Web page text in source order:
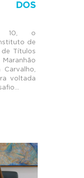
DOS
10, o
de
Títulos
Carvalho,
voltada